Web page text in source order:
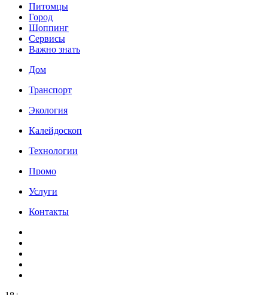
Питомцы
Город
Шоппинг
Сервисы
Важно знать
Дом
Транспорт
Экология
Калейдоскоп
Технологии
Промо
Услуги
Контакты